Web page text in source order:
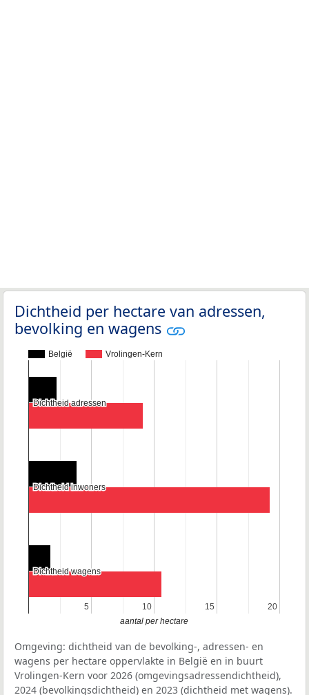
Dichtheid per hectare van adressen,
bevolking en wagens
België Vrolingen-Kern
5
5 10
10 15
15 20
20
Dichtheid adressen
Dichtheid adressen
Dichtheid inwoners
Dichtheid inwoners
Dichtheid wagens
Dichtheid wagens
aantal per hectare
Omgeving: dichtheid van de bevolking-, adressen- en
wagens per hectare oppervlakte in België en in buurt
Vrolingen-Kern voor 2026 (omgevingsadressendichtheid),
2024 (bevolkingsdichtheid) en 2023 (dichtheid met wagens).